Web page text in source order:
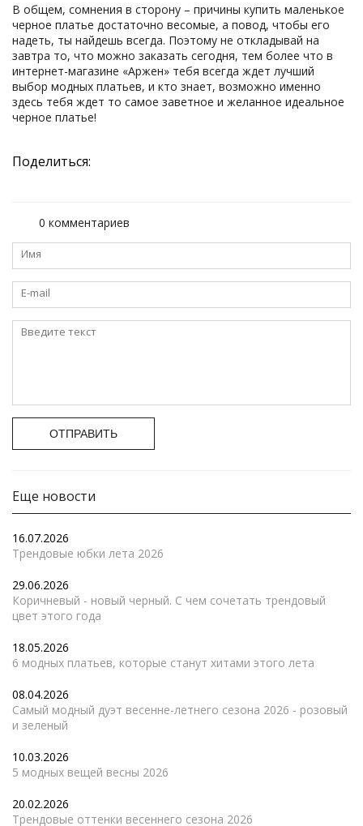
В общем, сомнения в сторону – причины купить маленькое
черное платье достаточно весомые, а повод, чтобы его
надеть, ты найдешь всегда. Поэтому не откладывай на
завтра то, что можно заказать сегодня, тем более что в
интернет-магазине «Аржен» тебя всегда ждет лучший
выбор модных платьев, и кто знает, возможно именно
здесь тебя ждет то самое заветное и желанное идеальное
черное платье!
Поделиться:
0 комментариев
ОТПРАВИТЬ
Еще новости
16.07.2026
Трендовые юбки лета 2026
29.06.2026
Коричневый - новый черный. С чем сочетать трендовый
цвет этого года
18.05.2026
6 модных платьев, которые станут хитами этого лета
08.04.2026
Самый модный дуэт весенне-летнего сезона 2026 - розовый
и зеленый
10.03.2026
5 модных вещей весны 2026
20.02.2026
Трендовые оттенки весеннего сезона 2026